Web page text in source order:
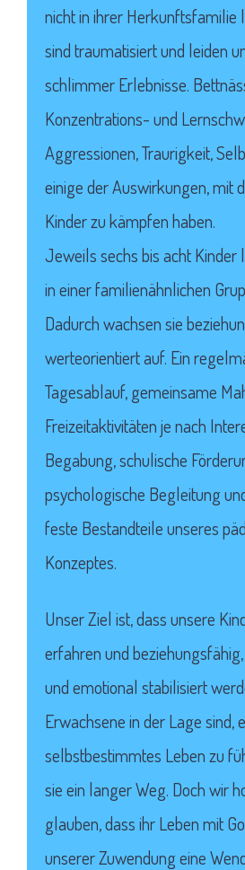
nicht in ihrer Herkunftsfamilie
sind traumatisiert und leiden
schlimmer Erlebnisse.
Konzentrations- und
Aggressionen, Traurigkeit,
einige der Auswirkungen, mit
Kinder zu kämpfen haben.
Jeweils sechs bis acht
in einer familienähnlichen
Dadurch wachsen sie
werteorientiert auf. Ein
Tagesablauf, gemeinsame
Freizeitaktivitäten je nach
Begabung, schulische
psychologische Begleitung
feste Bestandteile unseres
Konzeptes.
Unser Ziel ist, dass unsere
erfahren und
und emotional stabilisiert
Erwachsene in der Lage sind,
selbstbestimmtes Leben zu
sie ein langer Weg. Doch wir
glauben, dass ihr Leben mit
unserer Zuwendung eine